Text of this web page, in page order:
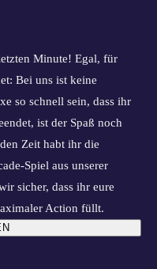
Minute! Egal, für
Bei uns ist keine
so schnell sein, dass ihr
ist der Spaß noch
Zeit habt ihr die
Spiel aus unserer
sicher, dass ihr eure
Action füllt.